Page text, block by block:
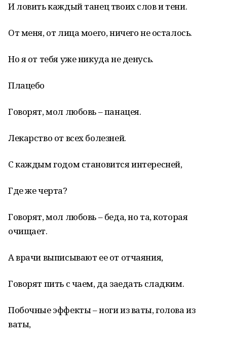
И ловить каждый танец твоих слов и тени.
От меня, от лица моего, ничего не осталось.
Но я от тебя уже никуда не денусь.
Плацебо
Говорят, мол любовь – панацея.
Лекарство от всех болезней.
С каждым годом становится интересней,
Где же черта?
Говорят, мол любовь – беда, но та, которая
очищает.
А врачи выписывают ее от отчаяния,
Говорят пить с чаем, да заедать сладким.
Побочные эффекты – ноги из ваты, голова из
ваты,